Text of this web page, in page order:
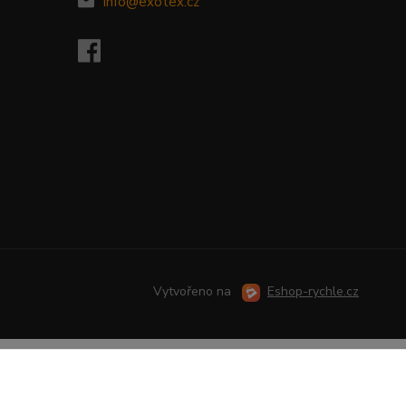
Vytvořeno na Eshop-rychle.cz